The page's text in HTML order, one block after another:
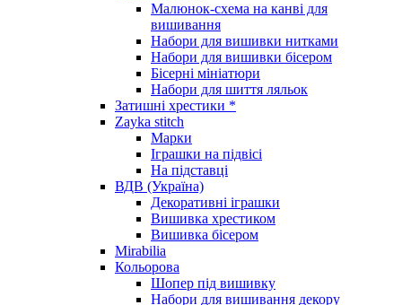
Малюнок-схема на канві для
вишивання
Набори для вишивки нитками
Набори для вишивки бісером
Бісерні мініатюри
Набори для шиття ляльок
Затишні хрестики *
Zayka stitch
Марки
Іграшки на підвісі
На підставці
ВДВ (Україна)
Декоративні іграшки
Вишивка хрестиком
Вишивка бісером
Mirabilia
Кольорова
Шопер під вишивку
Набори для вишивання декору